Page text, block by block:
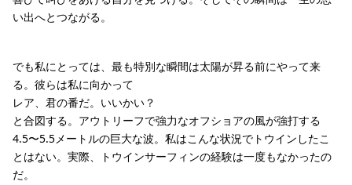
い出へとつながる。
でも私にとっては、最も特別な瞬間は太陽が昇る前にやって来
る。彼らは私に向かって
レア、君の番だ。いいかい？
と合図する。アウトリーフで強力なオフショアの風が強打する
4.5〜5.5メートルの巨大な波。私はこんな状況でトウインしたこ
とはない。実際、トウインサーフィンの経験は一度もなかったの
だ。